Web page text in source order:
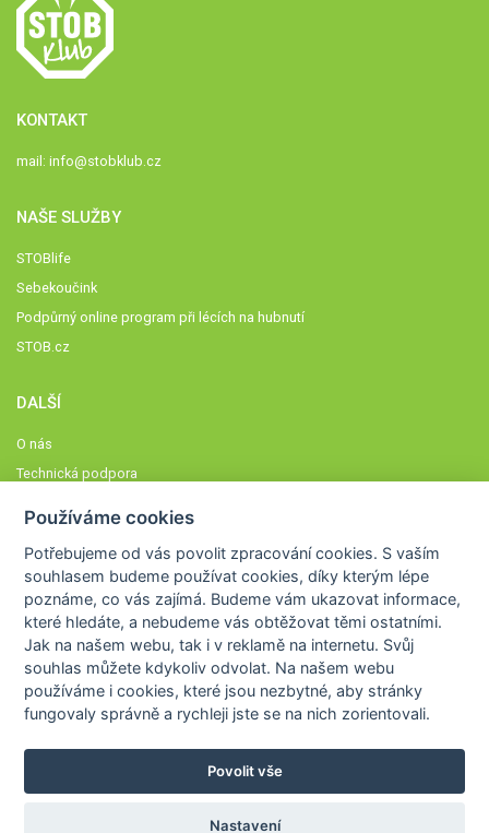
KONTAKT
mail: info@stobklub.cz
NAŠE SLUŽBY
STOBlife
Sebekoučink
Podpůrný online program při lécích na hubnutí
STOB.cz
DALŠÍ
O nás
Technická podpora
Členové STOBklubu
Zásady nakládání s osobními údaji
Otestujte se
Spočítejte si
Výzva 52
WWW.HRAVEZIJZDRAVE.CZ
Používáme cookies
Potřebujeme od vás povolit zpracování cookies. S vaším
souhlasem budeme používat cookies, díky kterým lépe
poznáme,co vás zajímá. Budeme vám ukazovat informace,
které hledáte, a nebudeme vás obtěžovat těmi ostatními.
Jak na našem webu, tak i v reklamě na internetu. Svůj
souhlas můžete kdykoliv odvolat. Na našem webu
používáme i cookies, které jsou nezbytné, aby stránky
fungovaly správně a rychleji jste se na nich zorientovali.
Povolit vše
Nastavení